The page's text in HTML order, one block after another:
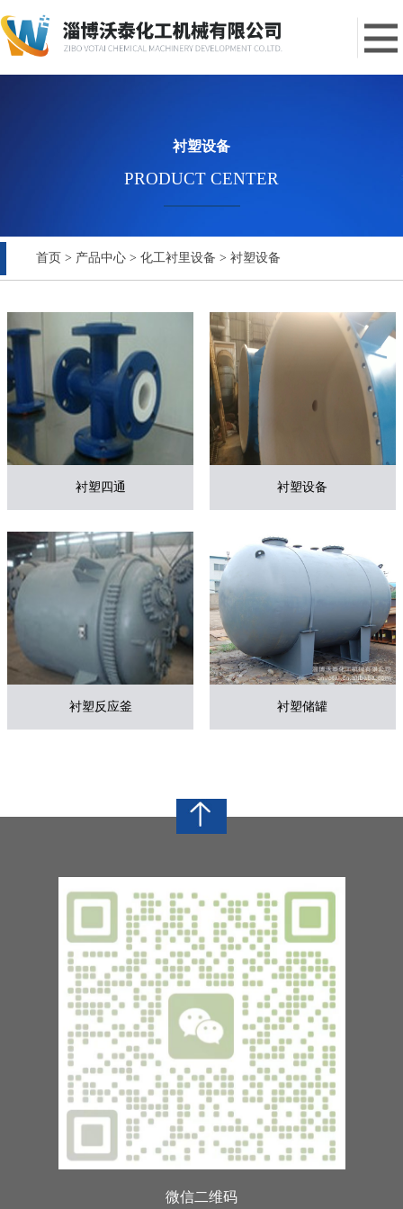
衬塑设备
PRODUCT CENTER
首页 > 产品中心 > 化工衬里设备 > 衬塑设备
衬塑四通 衬塑设备
衬塑反应釜 衬塑储罐
微信二维码